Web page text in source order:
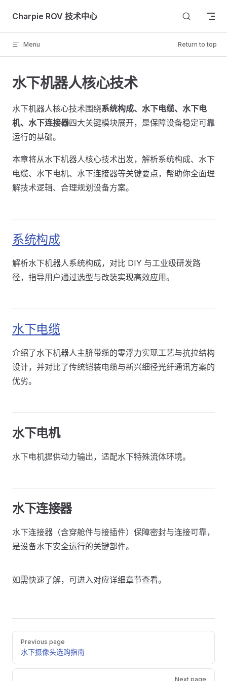
Skip to content
Charpie ROV 技术中心
Menu Return to top
水下机器人核心技术
水下机器人核心技术围绕系统构成、水下电缆、水下电
机、水下连接器四大关键模块展开，是保障设备稳定可靠
运行的基础。
本章将从水下机器人核心技术出发，解析系统构成、水下
电缆、水下电机、水下连接器等关键要点，帮助你全面理
解技术逻辑、合理规划设备方案。
系统构成
解析水下机器人系统构成，对比 DIY 与工业级研发路
径，指导用户通过选型与改装实现高效应用。
水下电缆
介绍了水下机器人主脐带缆的零浮力实现工艺与抗拉结构
设计，并对比了传统铠装电缆与新兴细径光纤通讯方案的
优劣。
水下电机
水下电机提供动力输出，适配水下特殊流体环境。
水下连接器
水下连接器（含穿舱件与接插件）保障密封与连接可靠，
是设备水下安全运行的关键部件。
如需快速了解，可进入对应详细章节查看。
Pager
Previous page
水下摄像头选购指南
Next page